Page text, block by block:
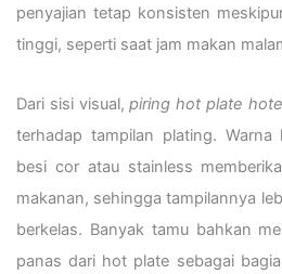
penyajian tetap konsisten
tinggi, seperti saat jam makan
Dari sisi visual,piring hot plate
terhadap tampilan plating.
besi cor atau stainless
makanan, sehingga tampilannya
berkelas. Banyak tamu bahkan
panas dari hot plate sebagai